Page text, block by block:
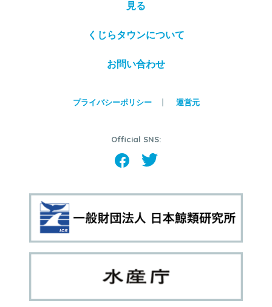
見る
くじらタウンについて
お問い合わせ
プライバシーポリシー 運営元
Official SNS: